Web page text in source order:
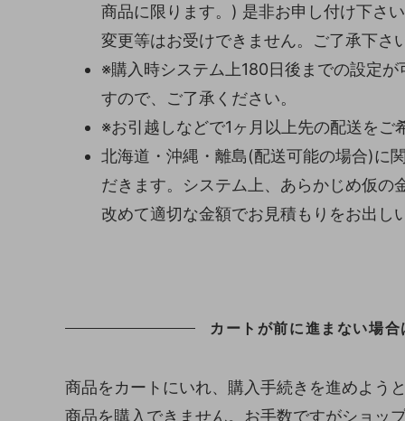
商品に限ります。) 是非お申し付け下さ
変更等はお受けできません。ご了承下さい
※購入時システム上180日後までの設定
すので、ご了承ください。
※お引越しなどで1ヶ月以上先の配送をご
北海道・沖縄・離島(配送可能の場合)に
だきます。システム上、あらかじめ仮の
改めて適切な金額でお見積もりをお出し
カートが前に進まない場
商品をカートにいれ、購入手続きを進めよう
商品を購入できません。お手数ですがショッ